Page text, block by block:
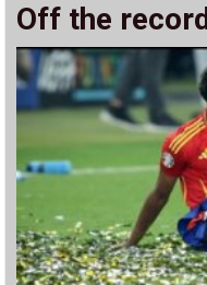
Off the record